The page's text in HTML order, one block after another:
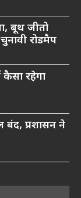
बूथ जीतो
रोडमैप
रहेगा
प्रशासन ने